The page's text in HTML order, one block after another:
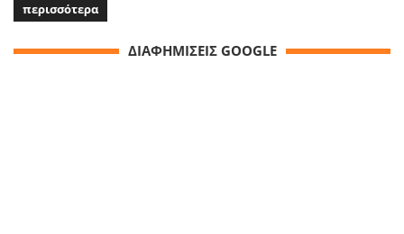
περισσότερα
ΔΙΑΦΗΜΙΣΕΙΣ GOOGLE